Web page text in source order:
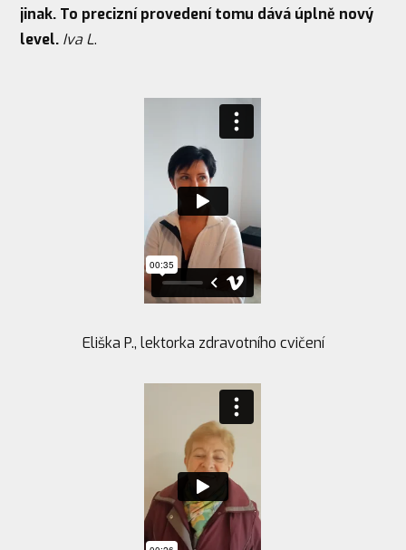
jinak. To precizní provedení tomu dává úplně nový
level. Iva L.
Eliška P., lektorka zdravotního cvičení